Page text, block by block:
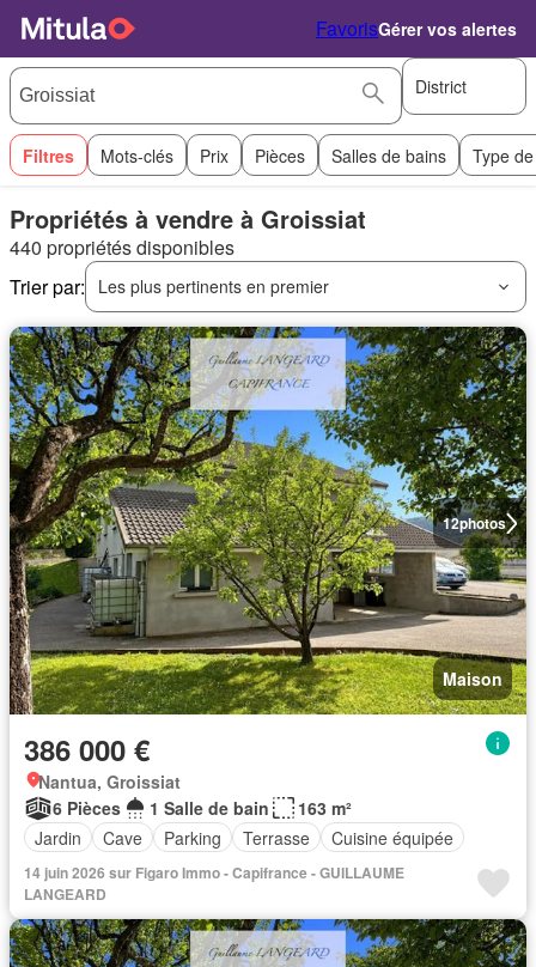
FavorisGérer vos alertes
District
Filtres Mots-clés Prix Pièces Salles de bains Type
Propriétés à vendre à Groissiat
440 propriétés disponibles
Trier par:
Les plus pertinents en premier
12photos
Maison
386 000 €
Nantua, Groissiat
6 Pièces
1 Salle de bain
163 m²
Jardin
Cave Parking Terrasse Cuisine équipée
14 juin 2026 sur Figaro Immo - Capifrance - GUILLAUME
LANGEARD